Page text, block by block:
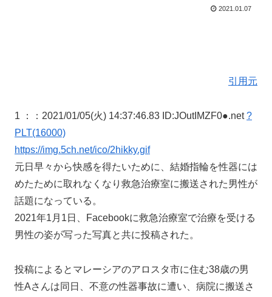
2021.01.07
引用元
1 ： ：2021/01/05(火) 14:37:46.83 ID:JOutIMZF0●.net?
PLT(16000)
https://img.5ch.net/ico/2hikky.gif
元日早々から快感を得たいために、結婚指輪を性器には
めたために取れなくなり救急治療室に搬送された男性が
話題になっている。
2021年1月1日、Facebookに救急治療室で治療を受ける
男性の姿が写った写真と共に投稿された。
投稿によるとマレーシアのアロスタ市に住む38歳の男
性Aさんは同日、不意の性器事故に遭い、病院に搬送さ